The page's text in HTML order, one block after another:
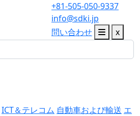
+81-505-050-9337
info@sdki.jp
問い合わせ
x
ICT＆テレコム 自動車および輸送 エ